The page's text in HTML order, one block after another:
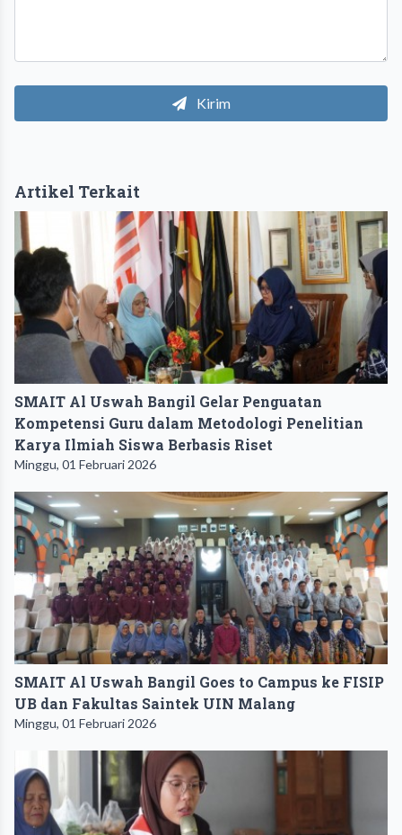
Kirim
Artikel Terkait
SMAIT Al Uswah Bangil Gelar Penguatan
Kompetensi Guru dalam Metodologi Penelitian
Karya Ilmiah Siswa Berbasis Riset
Minggu, 01 Februari 2026
SMAIT Al Uswah Bangil Goes to Campus ke FISIP
UB dan Fakultas Saintek UIN Malang
Minggu, 01 Februari 2026